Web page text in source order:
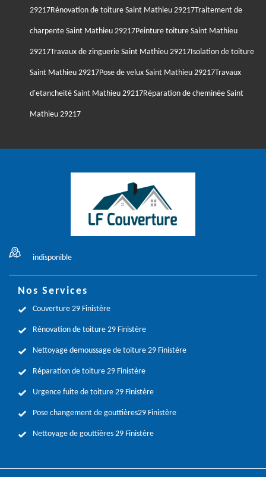
29217Rénovation de toiture Saint Mathieu 29217Traitement de
charpente Saint Mathieu 29217Peinture toiture Saint Mathieu
29217Travaux de zinguerie Saint Mathieu 29217Isolation de toiture
Saint Mathieu 29217Pose de velux Saint Mathieu 29217Travaux
d'etancheité Saint Mathieu 29217Réparation de cheminée Saint
Mathieu 29217
indisponible
Nos Services
Couverture 29 Finistère
Rénovation de toiture 29 Finistère
Nettoyage demoussage de toiture 29 Finistère
Réparation de toiture 29 Finistère
Urgence fuite de toiture 29 Finistère
Pose changement de gouttières29 Finistère
Nettoyage de gouttières 29 Finistère